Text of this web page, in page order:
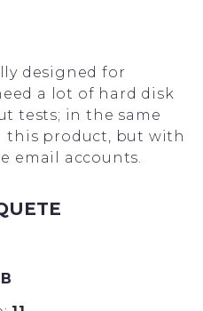
designed for
a lot of hard disk
tests; in the same
this product, but with
email accounts.